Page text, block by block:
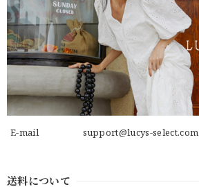
E-mail support@lucys-select.com
送料について